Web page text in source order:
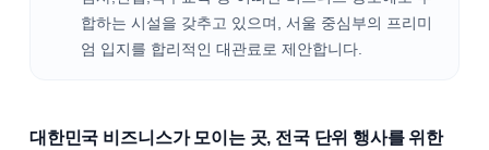
합하는 시설을 갖추고 있으며, 서울 중심부의 프리미
엄 입지를 합리적인 대관료로 제안합니다.
대한민국 비즈니스가 모이는 곳, 전국 단위 행사를 위한